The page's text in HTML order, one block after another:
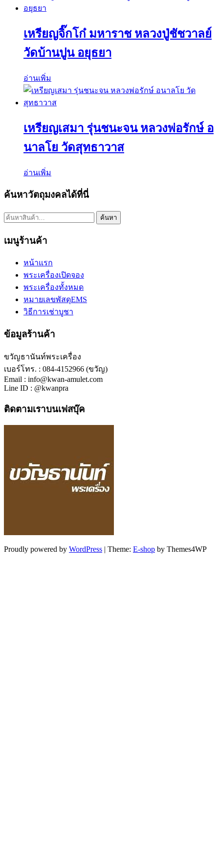
เหรียญจิ๊กโก๋ มหาราช หลวงปู่ชัชวาลย์
วัดบ้านปูน อยุธยา
อ่านเพิ่ม
เหรียญเสมา รุ่นชนะจน หลวงพ่อรักษ์ อ
นาลโย วัดสุทธาวาส
อ่านเพิ่ม
ค้นหาวัตถุมงคลได้ที่นี่
ค้นหา: ค้นหา
เมนูร้านค้า
หน้าแรก
พระเครื่องเปิดจอง
พระเครื่องทั้งหมด
หมายเลขพัสดุEMS
วิธีการเช่าบูชา
ข้อมูลร้านค้า
ขวัญธานันท์พระเครื่อง
เบอร์โทร. : 084-4152966 (ขวัญ)
Email : info@kwan-amulet.com
Line ID : @kwanpra
ติดตามเราบนเฟสบุ๊ค
Proudly powered by WordPress | Theme: E-shop by Themes4WP